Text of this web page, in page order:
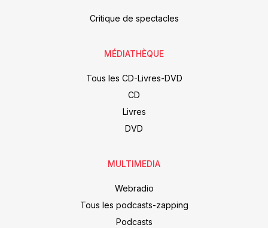
Critique de spectacles
MÉDIATHÈQUE
Tous les CD-Livres-DVD
CD
Livres
DVD
MULTIMEDIA
Webradio
Tous les podcasts-zapping
Podcasts